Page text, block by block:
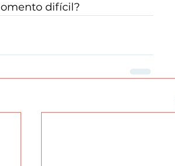
difícil?